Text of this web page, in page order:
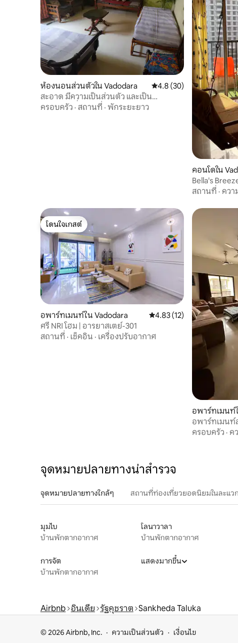
ห้องนอนส่วนตัวใน Vadodara คะแนนเฉลี่ย 4.8 จาก 5,
4.8 (30)
สะอาด มีความเป็นส่วนตัว และเป็น
ครอบครัวที่เอาใจใส่
ครอบครัว · สถานที่ · พักระยะยาว
คอนโดใน
Bella's
สถานที่ · ควา
โดนใจเกสต์
โดนใจเกสต์
อพาร์ทเมนท์ใน Vadodara คะแนนเฉลี่ย 4.83 จาก 5,
4.83 (12)
ศรี NRI โฮม | อารยาสเตย์-301
สถานที่ · เช็คอิน · เครื่องปรับอากาศ
อพาร์ทเมนท์
อพาร์ทเมนท์
ปลอดภัย | วา
ครอบครัว · ค
จุดหมายปลายทางน่าสำรวจ
จุดหมายปลายทางใกล้ๆ สถานที่ท่องเที่ยวยอดนิยมในละแวก
มุมไบ
บ้านพักตากอากาศ
โลนาวาลา
บ้านพักตากอากาศ
การจัต
บ้านพักตากอากาศ
แสดงมากขึ้น
Airbnb อินเดีย รัฐคุชราต Sankheda Taluka
© 2026 Airbnb, Inc. ความเป็นส่วนตัว เงื่อนไข